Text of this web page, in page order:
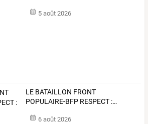
5 août 2026
LE BATAILLON FRONT
POPULAIRE-BFP RESPECT :…
6 août 2026